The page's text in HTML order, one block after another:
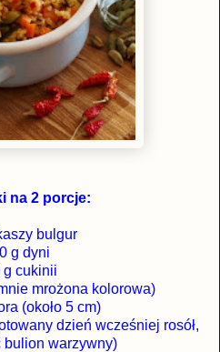
na 2 porcje:
bulgur
g dyni
g cukinii
mrożona kolorowa)
(około 5 cm)
dzień wcześniej rosół,
bulion warzywny)